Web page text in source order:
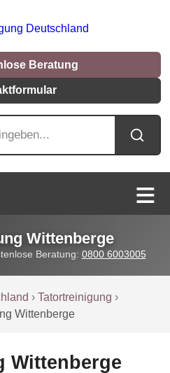
Beratung
Wittenberge
Beratung: 0800 6003005
›Tatortreinigung ›
Wittenberge
Wittenberge